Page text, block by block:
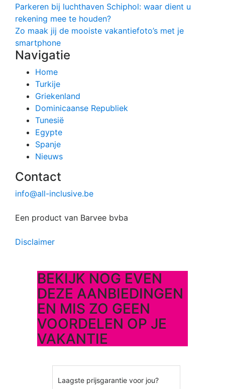
Parkeren bij luchthaven Schiphol: waar dient u
rekening mee te houden?
Zo maak jij de mooiste vakantiefoto’s met je
smartphone
Navigatie
Home
Turkije
Griekenland
Dominicaanse Republiek
Tunesië
Egypte
Spanje
Nieuws
Contact
info@all-inclusive.be
Een product van Barvee bvba
Disclaimer
BEKIJK NOG EVEN
DEZE AANBIEDINGEN
EN MIS ZO GEEN
VOORDELEN OP JE
VAKANTIE
Laagste prijsgarantie voor jou?